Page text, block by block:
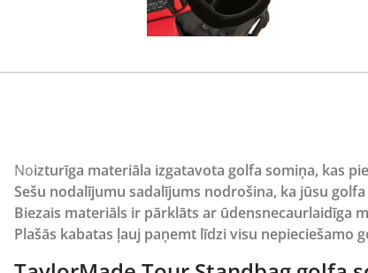
Noizturīga materiāla izgatavota golfa somiņa, kas
Sešu nodalījumu sadalījums nodrošina, ka jūsu
Biezais materiāls ir pārklāts ar ūdensnecaurlaidīga
Plašās kabatas ļauj paņemt līdzi visu